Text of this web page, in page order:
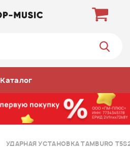
Каталог
УДАРНАЯ УСТАНОВКА TAMBURO